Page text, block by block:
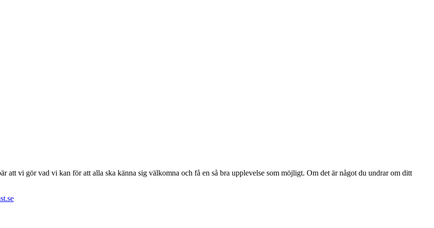
att vi gör vad vi kan för att alla ska känna sig välkomna och få en så bra upplevelse som möjligt. Om det är något du undrar om ditt